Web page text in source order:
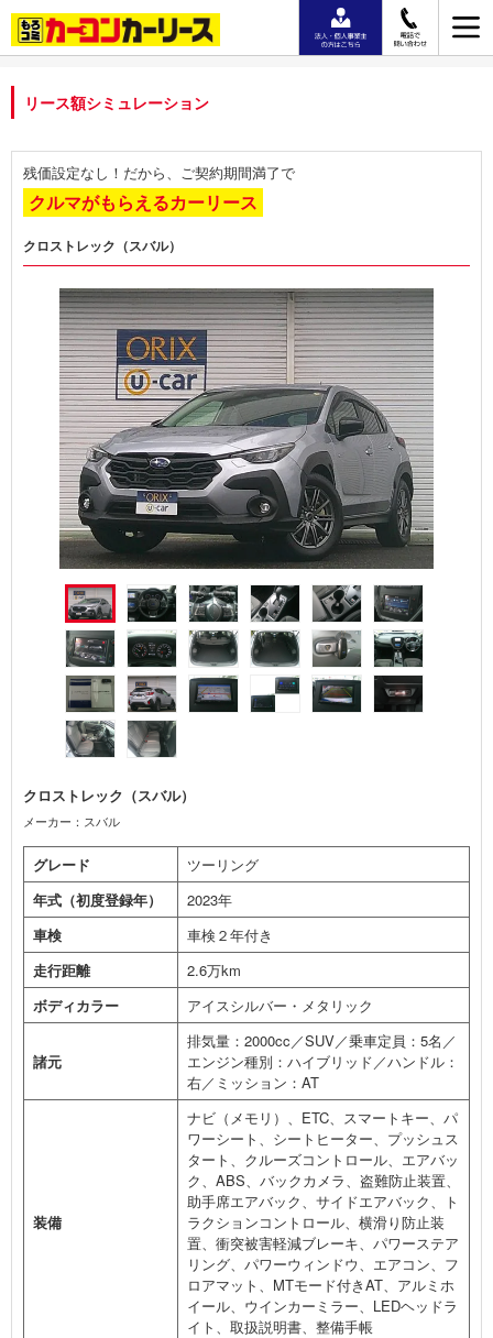
リース額シミュレーション
残価設定なし！だから、ご契約期間満了で
クルマがもらえるカーリース
クロストレック（スバル）
クロストレック（スバル）
メーカー：スバル
グレード
ツーリング
年式（初度登録年）
2023年
車検
車検２年付き
走行距離
2.6万km
ボディカラー
アイスシルバー・メタリック
諸元
排気量：2000cc／SUV／乗車定員：5名／
エンジン種別：ハイブリッド／ハンドル：
右／ミッション：AT
装備
ナビ（メモリ）、ETC、スマートキー、パ
ワーシート、シートヒーター、プッシュス
タート、クルーズコントロール、エアバッ
ク、ABS、バックカメラ、盗難防止装置、
助手席エアバック、サイドエアバック、ト
ラクションコントロール、横滑り防止装
置、衝突被害軽減ブレーキ、パワーステア
リング、パワーウィンドウ、エアコン、フ
ロアマット、MTモード付きAT、アルミホ
イール、ウインカーミラー、LEDヘッドラ
イト、取扱説明書、整備手帳